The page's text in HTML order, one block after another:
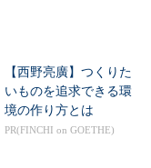
【西野亮廣】つくりた
いものを追求できる環
境の作り方とは
PR(FINCHI on GOETHE)